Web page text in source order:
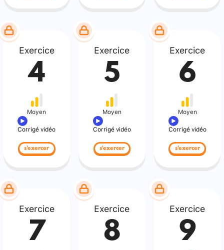
Exercice
4
Moyen
Corrigé vidéo
s'exercer
Exercice
5
Moyen
Corrigé vidéo
s'exercer
Exercice
6
Moyen
Corrigé vidéo
s'exercer
Exercice
7
Exercice
8
Exercice
9